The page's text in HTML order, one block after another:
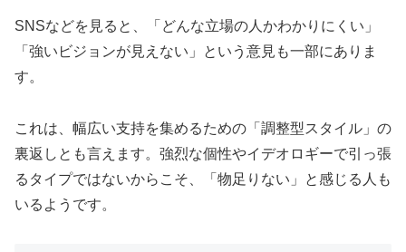
SNSなどを見ると、「どんな立場の人かわかりにくい」
「強いビジョンが見えない」という意見も一部にありま
す。
これは、幅広い支持を集めるための「調整型スタイル」の
裏返しとも言えます。強烈な個性やイデオロギーで引っ張
るタイプではないからこそ、「物足りない」と感じる人も
いるようです。